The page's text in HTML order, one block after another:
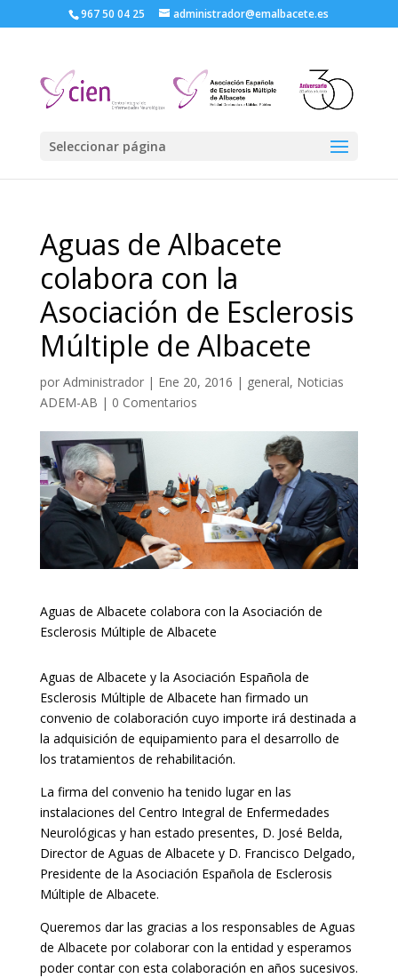
967 50 04 25 administrador@emalbacete.es
Seleccionar página
Aguas de Albacete
colabora con la
Asociación de Esclerosis
Múltiple de Albacete
por Administrador| Ene 20, 2016 | general, Noticias
ADEM-AB | 0 Comentarios
Aguas de Albacete colabora con la Asociación de
Esclerosis Múltiple de Albacete
Aguas de Albacete y la Asociación Española de
Esclerosis Múltiple de Albacete han firmado un
convenio de colaboración cuyo importe irá destinada a
la adquisición de equipamiento para el desarrollo de
los tratamientos de rehabilitación.
La firma del convenio ha tenido lugar en las
instalaciones del Centro Integral de Enfermedades
Neurológicas y han estado presentes, D. José Belda,
Director de Aguas de Albacete y D. Francisco Delgado,
Presidente de la Asociación Española de Esclerosis
Múltiple de Albacete.
Queremos dar las gracias a los responsables de Aguas
de Albacete por colaborar con la entidad y esperamos
poder contar con esta colaboración en años sucesivos.